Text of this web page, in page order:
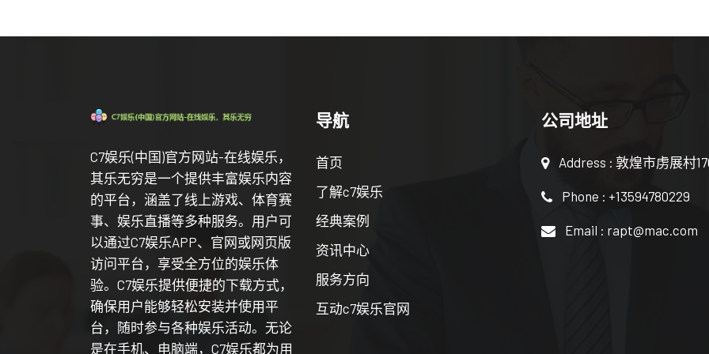
C7娱乐(中国)官方网站-在线娱乐，
其乐无穷是一个提供丰富娱乐内容
的平台，涵盖了线上游戏、体育赛
事、娱乐直播等多种服务。用户可
以通过C7娱乐APP、官网或网页版
访问平台，享受全方位的娱乐体
验。C7娱乐提供便捷的下载方式，
确保用户能够轻松安装并使用平
台，随时参与各种娱乐活动。无论
是在手机、电脑端，C7娱乐都为用
导航
首页
了解c7娱乐
经典案例
资讯中心
服务方向
互动c7娱乐官网
公司地址
Address : 敦煌市虏展村
Phone : +13594780229
Email : rapt@mac.com